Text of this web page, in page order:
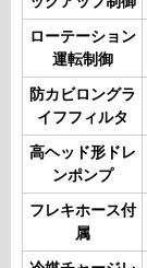
ローテーション
運転制御
防カビロングラ
イフフィルタ
高ヘッド形ドレ
ンポンプ
フレキホース付
属